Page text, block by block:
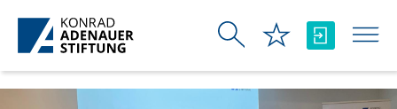
Skip to Main Content